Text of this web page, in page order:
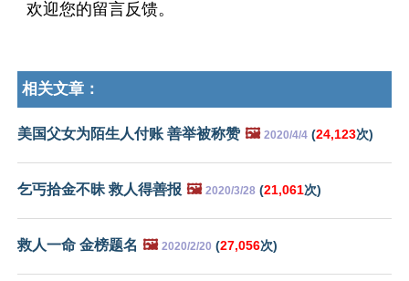
欢迎您的留言反馈。
相关文章：
美国父女为陌生人付账 善举被称赞 🖼️ 2020/4/4 (24,123次)
乞丐拾金不昧 救人得善报 🖼️ 2020/3/28 (21,061次)
救人一命 金榜题名 🖼️ 2020/2/20 (27,056次)